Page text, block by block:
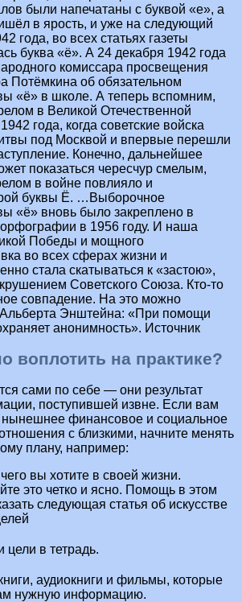
были напечатаны с буквой «е», а
в ярость, и уже на следующий
года, во всех статьях газеты
буква «ё». А 24 декабря 1942 года
комиссара просвещения
об обязательном
«ё» в школе. А теперь вспомним,
в Великой Отечественной
года, когда советские войска
под Москвой и впервые перешли
Конечно, дальнейшее
показаться чересчур смелым,
в войне повлияло и
буквы Ё. …Выборочное
«ё» вновь было закреплено в
в 1956 году. И наша
Победы и мощного
во всех сферах жизни и
стала скатываться к «застою»,
Советского Союза. Кто-то
совпадение. На это можно
Альберта Энштейна: «При помощи
анонимность». Источник
воплотить на практике?
сами по себе — они результат
поступившей извне. Если вам
финансовое и социальное
с близкими, начните менять
плану, например:
вы хотите в своей жизни.
это четко и ясно. Помощь в этом
следующая статья об искусстве
цели в тетрадь.
аудиокниги и фильмы, которые
нужную информацию.